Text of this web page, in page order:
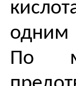
одним
По